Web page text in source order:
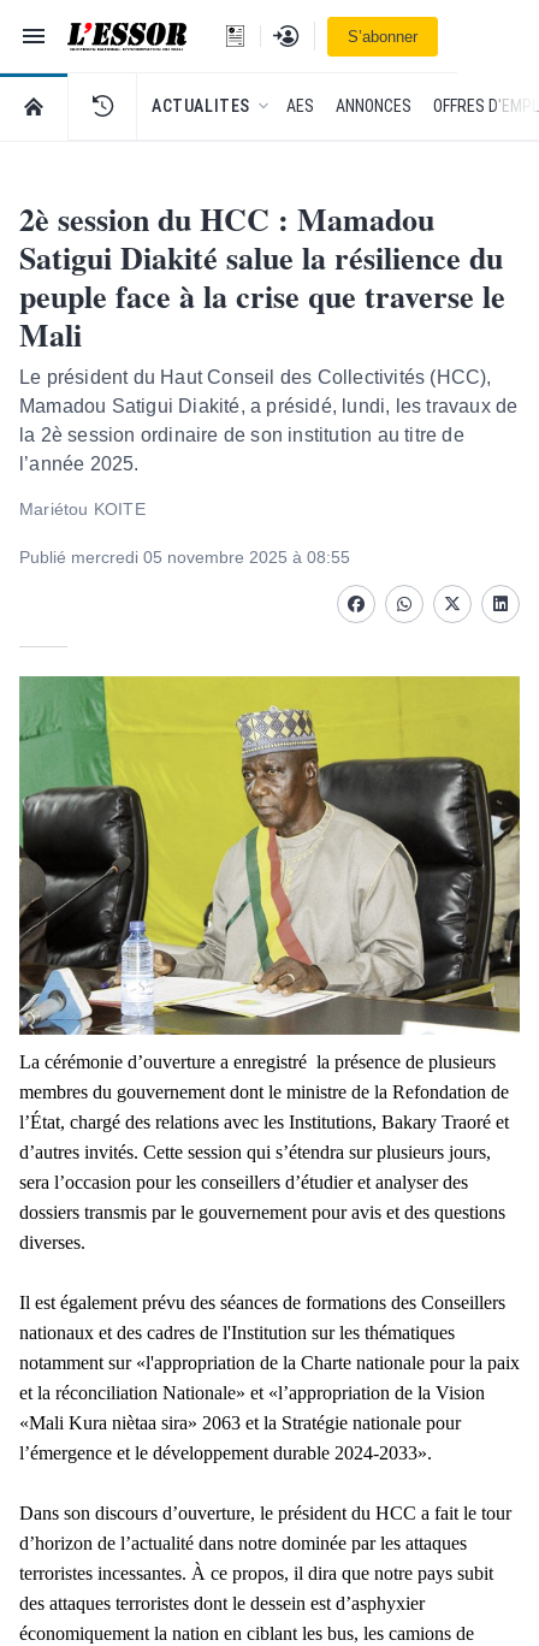
Navigation
L'Essor - retour à la une
Se connecterS’abonner
RETOUR À LA PAGE D’ACCUEIL DE L'ESSOR
ACTUALITES AES ANNONCES OFFRES
2è session du HCC : Mamadou
Satigui Diakité salue la résilience du
peuple face à la crise que traverse le
Mali
Le président du Haut Conseil des Collectivités (HCC),
Mamadou Satigui Diakité, a présidé, lundi, les travaux de
la 2è session ordinaire de son institution au titre de
l’année 2025.
Mariétou KOITE
Publié mercredi 05 novembre 2025 à 08:55
FacebookwhatsappTwitter
La cérémonie d’ouverture a enregistré la présence de plusieurs
membres du gouvernement dont le ministre de la Refondation de
l’État, chargé des relations avec les Institutions, Bakary Traoré et
d’autres invités. Cette session qui s’étendra sur plusieurs jours,
sera l’occasion pour les conseillers d’étudier et analyser des
dossiers transmis par le gouvernement pour avis et des questions
diverses.
Il est également prévu des séances de formations des Conseillers
nationaux et des cadres de l'Institution sur les thématiques
notamment sur «l'appropriation de la Charte nationale pour la paix
et la réconciliation Nationale» et «l’appropriation de la Vision
«Mali Kura niètaa sira» 2063 et la Stratégie nationale pour
l’émergence et le développement durable 2024-2033».
Dans son discours d’ouverture, le président du HCC a fait le tour
d’horizon de l’actualité dans notre dominée par les attaques
terroristes incessantes. À ce propos, il dira que notre pays subit
des attaques terroristes dont le dessein est d’asphyxier
économiquement la nation en ciblant les bus, les camions de